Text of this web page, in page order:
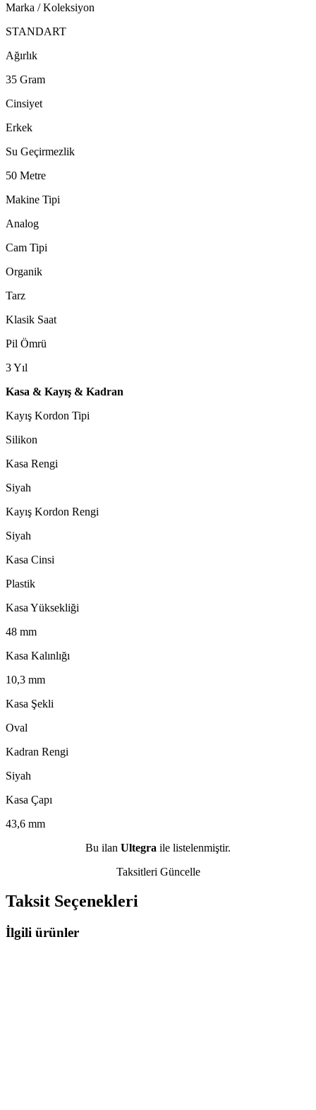
Marka / Koleksiyon
STANDART
Ağırlık
35 Gram
Cinsiyet
Erkek
Su Geçirmezlik
50 Metre
Makine Tipi
Analog
Cam Tipi
Organik
Tarz
Klasik Saat
Pil Ömrü
3 Yıl
Kasa & Kayış & Kadran
Kayış Kordon Tipi
Silikon
Kasa Rengi
Siyah
Kayış Kordon Rengi
Siyah
Kasa Cinsi
Plastik
Kasa Yüksekliği
48 mm
Kasa Kalınlığı
10,3 mm
Kasa Şekli
Oval
Kadran Rengi
Siyah
Kasa Çapı
43,6 mm
Bu ilan Ultegra ile listelenmiştir.
Taksitleri Güncelle
Taksit Seçenekleri
İlgili ürünler